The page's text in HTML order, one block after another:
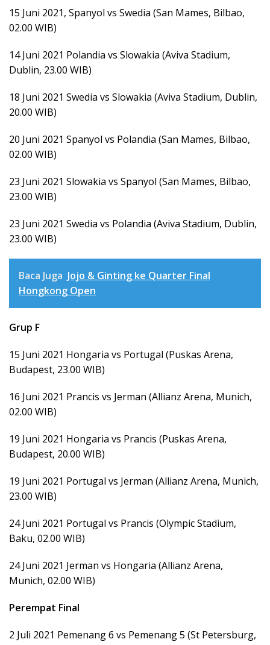
15 Juni 2021, Spanyol vs Swedia (San Mames, Bilbao,
02.00 WIB)
14 Juni 2021 Polandia vs Slowakia (Aviva Stadium,
Dublin, 23.00 WIB)
18 Juni 2021 Swedia vs Slowakia (Aviva Stadium, Dublin,
20.00 WIB)
20 Juni 2021 Spanyol vs Polandia (San Mames, Bilbao,
02.00 WIB)
23 Juni 2021 Slowakia vs Spanyol (San Mames, Bilbao,
23.00 WIB)
23 Juni 2021 Swedia vs Polandia (Aviva Stadium, Dublin,
23.00 WIB)
Baca Juga Jojo & Ginting ke Quarter Final
Hongkong Open
Grup F
15 Juni 2021 Hongaria vs Portugal (Puskas Arena,
Budapest, 23.00 WIB)
16 Juni 2021 Prancis vs Jerman (Allianz Arena, Munich,
02.00 WIB)
19 Juni 2021 Hongaria vs Prancis (Puskas Arena,
Budapest, 20.00 WIB)
19 Juni 2021 Portugal vs Jerman (Allianz Arena, Munich,
23.00 WIB)
24 Juni 2021 Portugal vs Prancis (Olympic Stadium,
Baku, 02.00 WIB)
24 Juni 2021 Jerman vs Hongaria (Allianz Arena,
Munich, 02.00 WIB)
Perempat Final
2 Juli 2021 Pemenang 6 vs Pemenang 5 (St Petersburg,